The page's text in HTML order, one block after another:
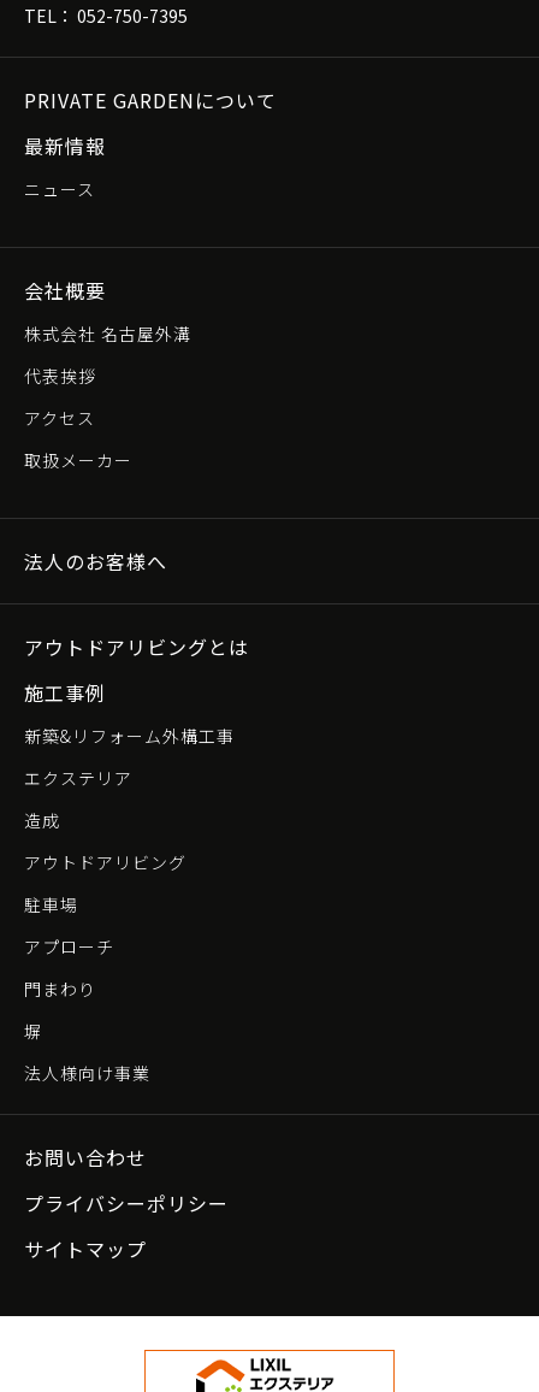
TEL： 052-750-7395
PRIVATE GARDENについて
最新情報
ニュース
会社概要
株式会社 名古屋外溝
代表挨拶
アクセス
取扱メーカー
法人のお客様へ
アウトドアリビングとは
施工事例
新築&リフォーム外構工事
エクステリア
造成
アウトドアリビング
駐車場
アプローチ
門まわり
塀
法人様向け事業
お問い合わせ
プライバシーポリシー
サイトマップ